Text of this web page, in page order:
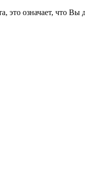
это означает, что